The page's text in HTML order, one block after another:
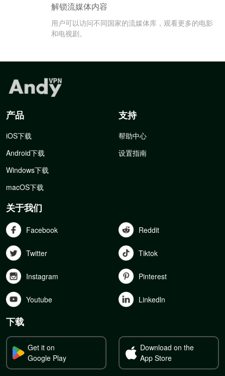
解锁流媒体内容
用户可以访问不同国家的流媒体库，观看更多的电影
和电视剧。
产品
iOS下载
Android下载
Windows下载
macOS下载
支持
帮助中心
设置指南
关于我们
Facebook Reddit
Twitter Tiktok
Instagram Pinterest
Youtube Linkedln
下载
Get it on
Google Play
Download on the
App Store